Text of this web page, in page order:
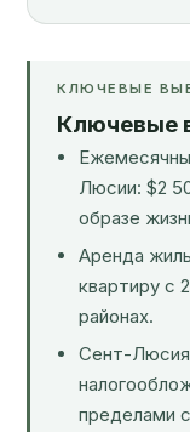
КЛЮЧЕВЫЕ
Ключевые
Люсии: $2
образе
Аренда
квартиру с
районах.
Сент-Люсия
пределами